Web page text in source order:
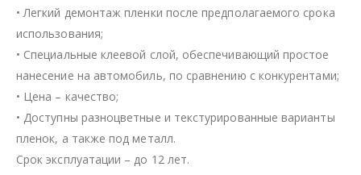
• Легкий демонтаж пленки после предполагаемого срока
использования;
• Специальные клеевой слой, обеспечивающий простое
нанесение на автомобиль, по сравнению с конкурентами;
• Цена – качество;
• Доступны разноцветные и текстурированные варианты
пленок, а также под металл.
Срок эксплуатации – до 12 лет.